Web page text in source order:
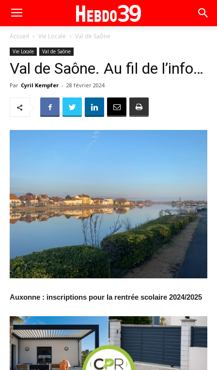
Accueil Vie Locale Val de Saône
Vie Locale Val de Saône
Val de Saône. Au fil de l’info…
Par Cyril Kempfer - 28 février 2024
Auxonne : inscriptions pour la rentrée scolaire 2024/2025